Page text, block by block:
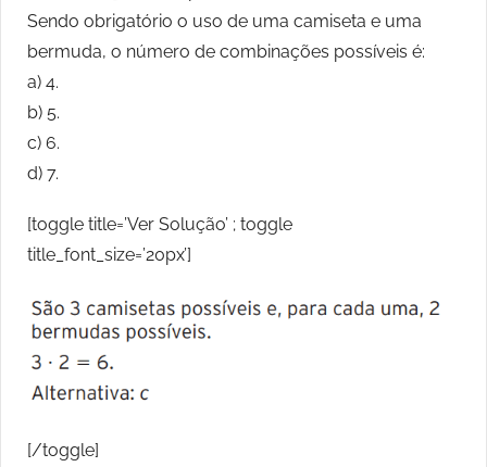
Sendo obrigatório o uso de uma camiseta e uma
bermuda, o número de combinações possíveis é:
a) 4.
b) 5.
c) 6.
d) 7.
[toggle title=’Ver Solução’ ; toggle
title_font_size=’20px’]
[/toggle]